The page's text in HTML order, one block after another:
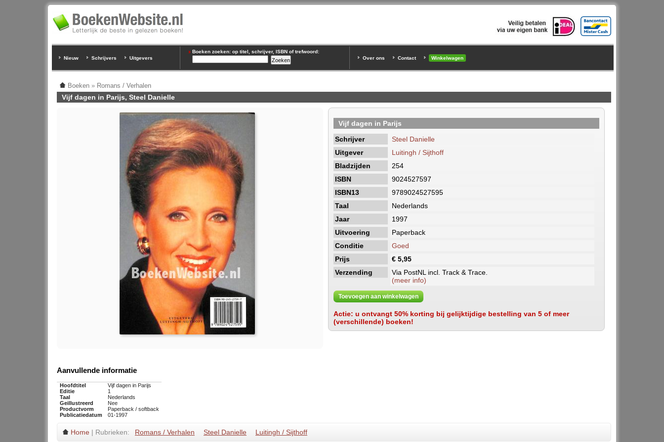
Nieuw Schrijvers Uitgevers
Boeken zoeken: op titel, schrijver, ISBN of trefwoord:
Over ons
Contact Winkelwagen
Boeken » Romans / Verhalen
Vijf dagen in Parijs, Steel Danielle
Vijf dagen in Parijs
Schrijver
Steel Danielle
Uitgever
Luitingh / Sijthoff
Bladzijden
254
ISBN
9024527597
ISBN13
9789024527595
Taal
Nederlands
Jaar
1997
Uitvoering
Paperback
Conditie
Goed
Prijs
€ 5,95
Verzending
Via PostNL incl. Track & Trace.
(meer info)
Toevoegen aan winkelwagen
Actie: u ontvangt 50% korting bij gelijktijdige bestelling van 5 of meer
(verschillende) boeken!
Aanvullende informatie
Hoofdtitel
Vijf dagen in Parijs
Editie
1
Taal
Nederlands
Geillustreerd
Nee
Productvorm
Paperback / softback
Publicatiedatum
01-1997
Home | Rubrieken: Romans / Verhalen Steel Danielle Luitingh / Sijthoff